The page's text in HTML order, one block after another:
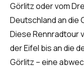
Görlitz oder vom
Deutschland an die
Diese Rennradtour
der Eifel bis an die
Görlitz – eine